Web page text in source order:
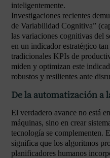
inteligentemente.
Investigaciones recientes
de Variabilidad Cognitiva”
las variaciones cognitivas del
en un indicador estratégico
tradicionales KPIs de
miden y optimizan este
robustos y resilientes ante
De la automatización
El verdadero avance no está
máquinas, sino en crear
tecnología se complementen.
significa que los algoritmos
planificadores humanos